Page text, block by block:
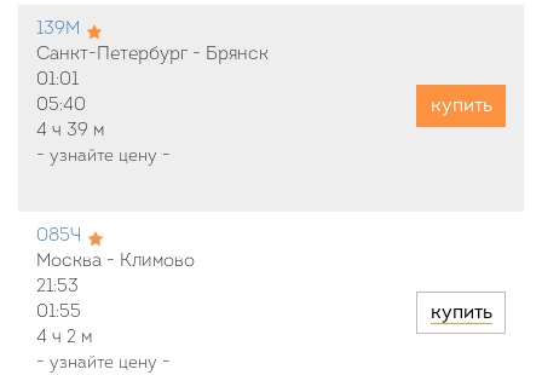
139М
Санкт-Петербург - Брянск
01:01
05:40
4 ч 39 м
- узнайте цену -
купить
085Ч
Москва - Климово
21:53
01:55
4 ч 2 м
- узнайте цену -
купить